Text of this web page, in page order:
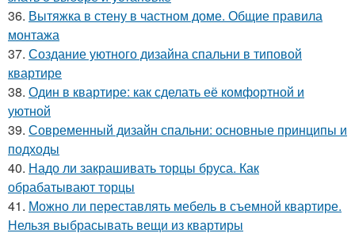
36. Вытяжка в стену в частном доме. Общие правила
монтажа
37. Создание уютного дизайна спальни в типовой
квартире
38. Один в квартире: как сделать её комфортной и
уютной
39. Современный дизайн спальни: основные принципы и
подходы
40. Надо ли закрашивать торцы бруса. Как
обрабатывают торцы
41. Можно ли переставлять мебель в съемной квартире.
Нельзя выбрасывать вещи из квартиры